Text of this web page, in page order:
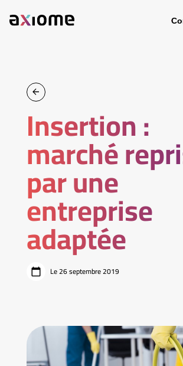
Insertion :
marché
par une
entreprise
adaptée
Le 26 septembre 2019